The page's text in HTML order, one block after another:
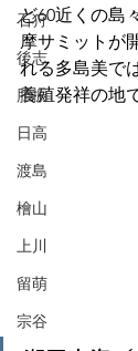
石狩
後志
胆振
日高
渡島
檜山
上川
留萌
宗谷
ど60近くの島
摩サミットが
れる多島美で
養殖発祥の地